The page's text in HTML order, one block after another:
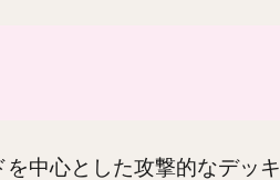
中心とした攻撃的なデッ